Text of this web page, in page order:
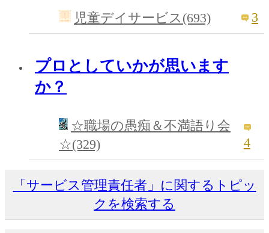
児童デイサービス(693) 3
プロとしていかが思います
か？
☆職場の愚痴＆不満語り会
☆(329)
4
「サービス管理責任者」に関するトピッ
クを検索する